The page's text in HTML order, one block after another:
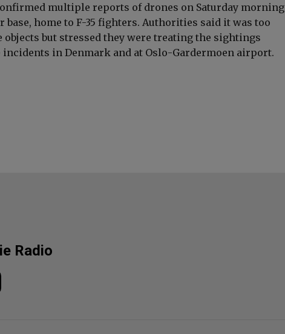
multiple reports of drones on Saturday morning
base, home to F-35 fighters. Authorities said it was too
but stressed they were treating the sightings
in Denmark and at Oslo-Gardermoen airport.
Radio